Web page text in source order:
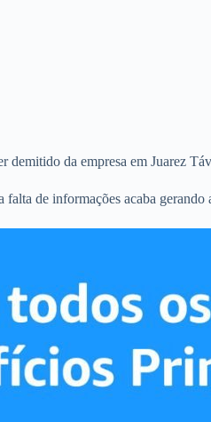
demitido da empresa em Juarez
de informações acaba gerando